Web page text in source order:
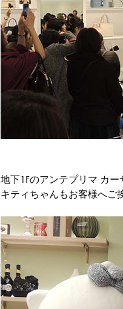
地下1Fのアンテプリマ カ
キティちゃんもお客様へご